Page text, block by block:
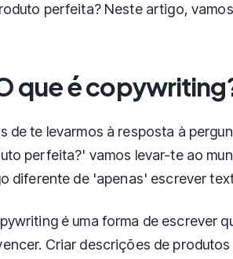
perfeita? Neste artigo,
que é
de te levarmos à resposta à
perfeita?' vamos levar-te ao
diferente de 'apenas' escrever
é uma forma de escrever
Criar descrições de